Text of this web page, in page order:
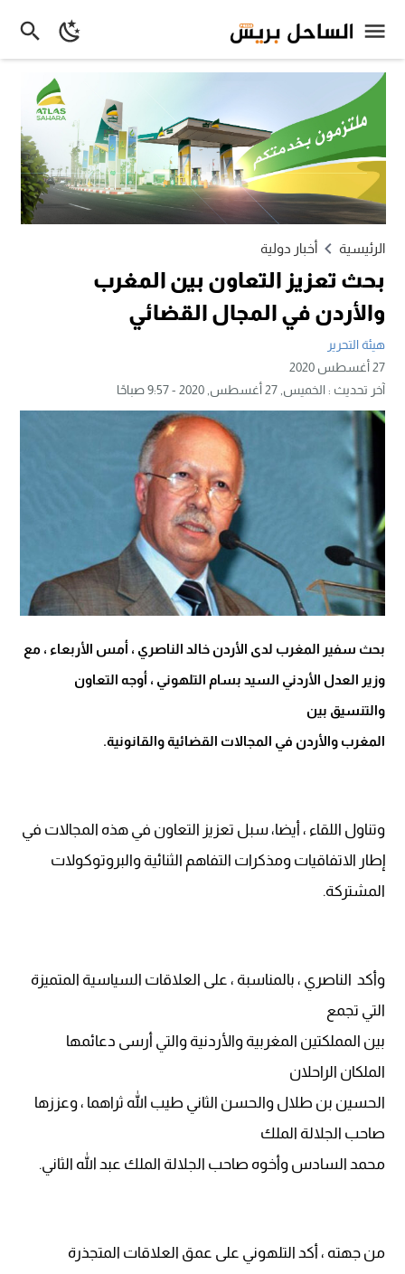
الرئيسية أخبار دولية
بحث تعزيز التعاون بين المغرب
والأردن في المجال القضائي
هيئة التحرير
27 أغسطس 2020
آخر تحديث :الخميس, 27 أغسطس, 2020 - 9:57 صباحًا
بحث سفير المغرب لدى الأردن خالد الناصري ، أمس الأربعاء ، مع
وزير العدل الأردني السيد بسام التلهوني ، أوجه التعاون
والتنسيق بين
المغرب والأردن في المجالات القضائية والقانونية.
وتناول اللقاء ، أيضا، سبل تعزيز التعاون في هذه المجالات في
إطار الاتفاقيات ومذكرات التفاهم الثنائية والبروتوكولات
المشتركة.
وأكد الناصري ، بالمناسبة ، على العلاقات السياسية المتميزة
التي تجمع
بين المملكتين المغربية والأردنية والتي أرسى دعائمها
الملكان الراحلان
الحسين بن طلال والحسن الثاني طيب الله ثراهما ، وعززها
صاحب الجلالة الملك
محمد السادس وأخوه صاحب الجلالة الملك عبد الله الثاني.
من جهته ، أكد التلهوني على عمق العلاقات المتجذرة